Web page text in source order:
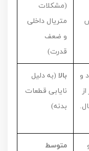
(مشکلات
متریال داخلی
و ضعف
قدرت)
و
بالا (به دلیل
نایابی قطعات
بدنه)
متوسط